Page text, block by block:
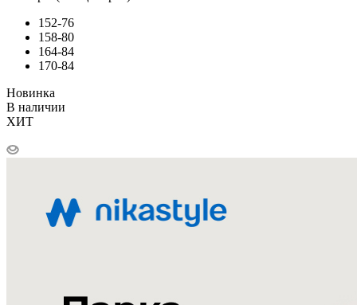
152-76
158-80
164-84
170-84
Новинка
В наличии
ХИТ